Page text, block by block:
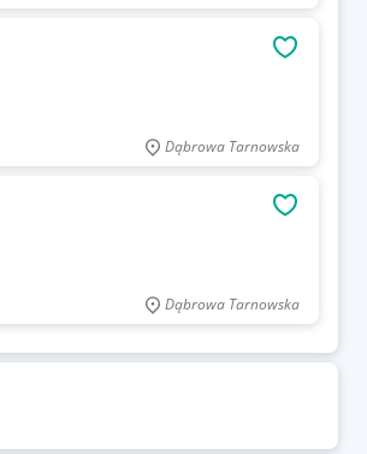
Dąbrowa Tarnowska
Dąbrowa Tarnowska